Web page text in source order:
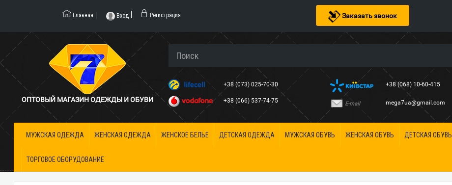
Заказать звонок
Главная Вход Регистрация
ОПТОВЫЙ МАГАЗИН ОДЕЖДЫ И ОБУВИ
+38 (073) 025-70-30
+38 (066) 537-74-75
+38 (068) 10-60-415
E-mail mega7ua@gmail.com
МУЖСКАЯ ОДЕЖДА ЖЕНСКАЯ ОДЕЖДА ЖЕНСКОЕ БЕЛЬЕ ДЕТСКАЯ ОДЕЖДА МУЖСКАЯ ОБУВЬ ЖЕНСКАЯ ОБУВЬ ДЕТСКАЯ ОБУВЬ
ТОРГОВОЕ ОБОРУДОВАНИЕ